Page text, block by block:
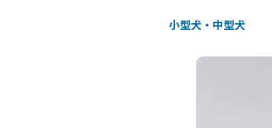
小型犬・中型犬